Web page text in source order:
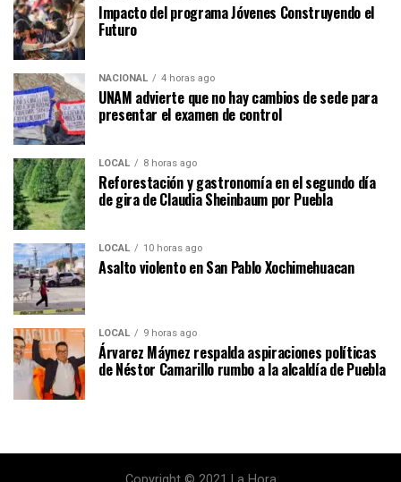
Impacto del programa Jóvenes Construyendo el
Futuro
NACIONAL 4 horas ago
UNAM advierte que no hay cambios de sede para
presentar el examen de control
LOCAL 8 horas ago
Reforestación y gastronomía en el segundo día
de gira de Claudia Sheinbaum por Puebla
LOCAL 10 horas ago
Asalto violento en San Pablo Xochimehuacan
LOCAL 9 horas ago
Árvarez Máynez respalda aspiraciones políticas
de Néstor Camarillo rumbo a la alcaldía de Puebla